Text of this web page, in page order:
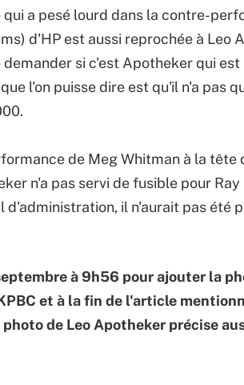
a pesé lourd dans la contre-
d'HP est aussi reprochée à Leo
si c'est Apotheker qui
l'on puisse dire est qu'il n'a pas
de Meg Whitman à la tête
n'a pas servi de fusible pour Ray
il n'aurait pas été
à 9h56 pour ajouter la
et à la fin de l'article
de Leo Apotheker précise